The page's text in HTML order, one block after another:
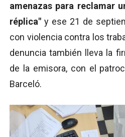
amenazas para reclamar
réplica" y ese 21 de
con violencia contra los
denuncia también lleva la
de la emisora, con el
Barceló.